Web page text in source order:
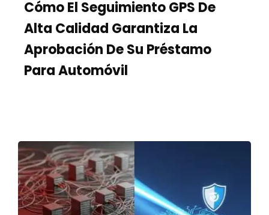
Cómo El Seguimiento GPS De
Alta Calidad Garantiza La
Aprobación De Su Préstamo
Para Automóvil